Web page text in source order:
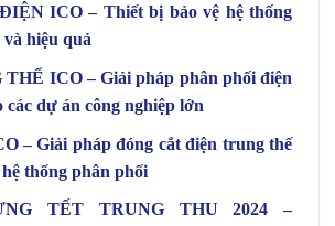
ICO – Thiết bị bảo vệ hệ thống
hiệu quả
ICO – Giải pháp phân phối điện
các dự án công nghiệp lớn
– Giải pháp đóng cắt điện trung thế
thống phân phối
TẾT TRUNG THU 2024 –